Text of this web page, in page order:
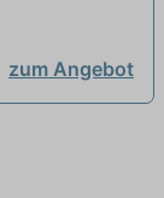
Group AG,
neu
zum Angebot